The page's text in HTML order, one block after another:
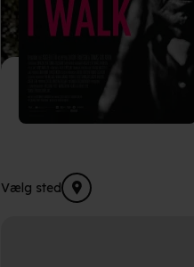
Vælg sted